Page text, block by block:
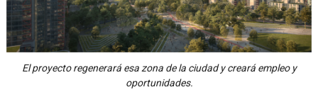
El proyecto regenerará esa zona de la ciudad y creará empleo y
oportunidades.